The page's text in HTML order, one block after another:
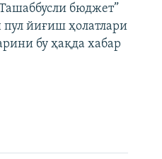
бюджет”
пул йиғиш ҳолатлари
бу ҳақда хабар